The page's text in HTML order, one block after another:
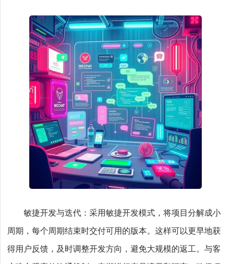
敏捷开发与迭代：采用敏捷开发模式，将项目分解成小
周期，每个周期结束时交付可用的版本。这样可以更早地获
得用户反馈，及时调整开发方向，避免大规模的返工。与客